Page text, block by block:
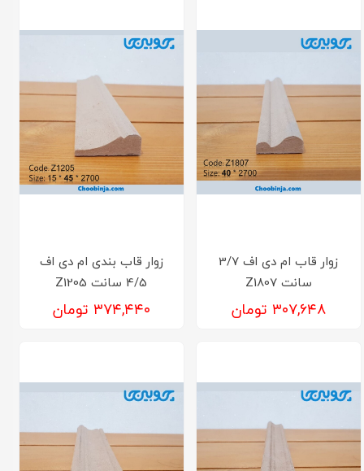
زوار قاب ام دی اف 3/7
سانت Z1807
۳۰۷,۶۴۸ تومان
زوار قاب بندی ام دی اف
4/5 سانت Z1205
۳۷۴,۴۴۰ تومان